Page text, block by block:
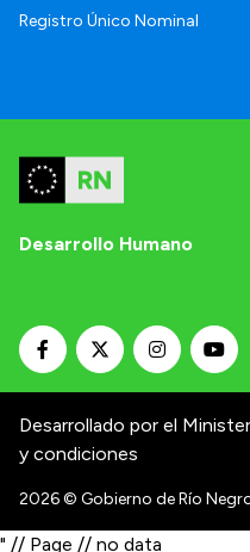
Registro Único Nominal
Desarrollo Humano
Desarrollado por el
y condiciones
2026© Gobierno de Río
" // Page // no data